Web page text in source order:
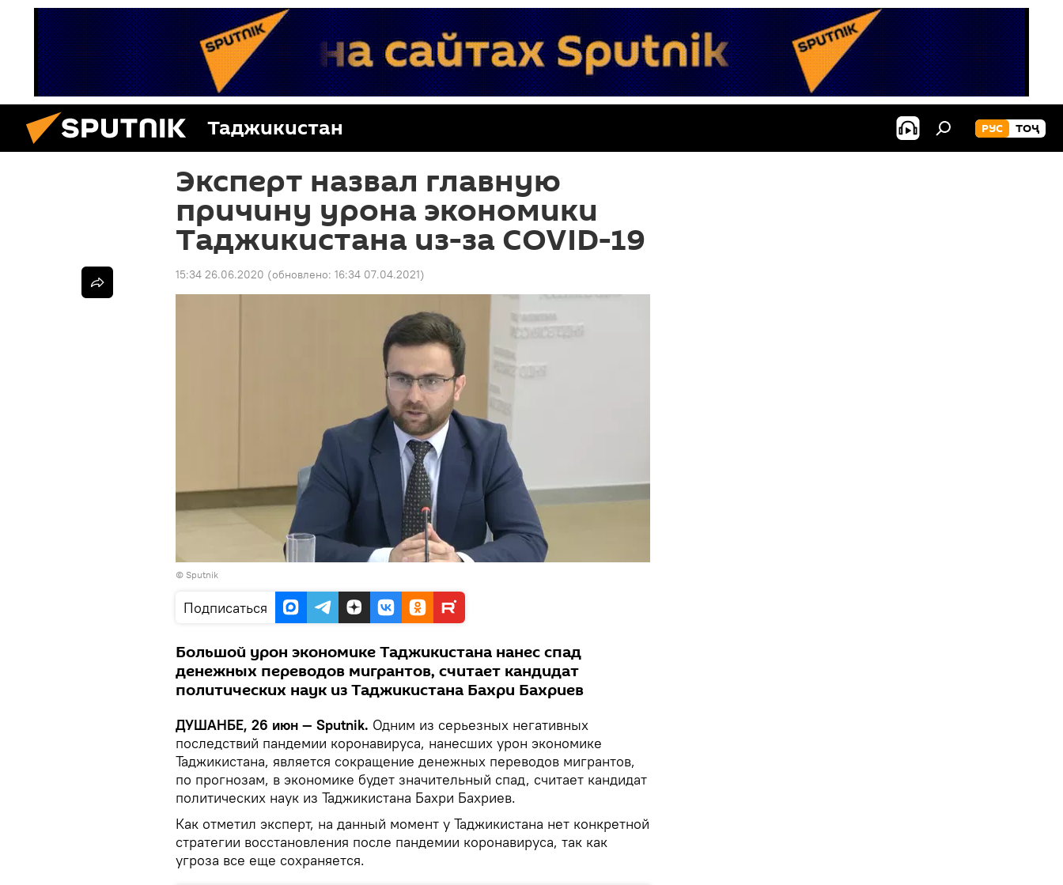
Таджикистан РУС ТОҶ
Эксперт назвал главную
причину урона экономики
Таджикистана из-за COVID-19
15:34 26.06.2020 (обновлено: 16:34 07.04.2021)
© Sputnik
Подписаться
Большой урон экономике Таджикистана нанес спад
денежных переводов мигрантов, считает кандидат
политических наук из Таджикистана Бахри Бахриев
ДУШАНБЕ, 26 июн — Sputnik. Одним из серьезных негативных
последствий пандемии коронавируса, нанесших урон экономике
Таджикистана, является сокращение денежных переводов мигрантов,
по прогнозам, в экономике будет значительный спад, считает кандидат
политических наук из Таджикистана Бахри Бахриев.
Как отметил эксперт, на данный момент у Таджикистана нет конкретной
стратегии восстановления после пандемии коронавируса, так как
угроза все еще сохраняется.